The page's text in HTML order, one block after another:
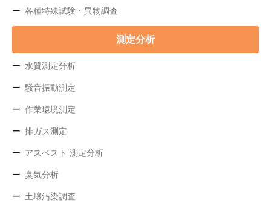
各種特殊試験・異物調査
測定分析
水質測定分析
騒音振動測定
作業環境測定
排ガス測定
アスベスト 測定分析
臭気分析
土壌汚染調査